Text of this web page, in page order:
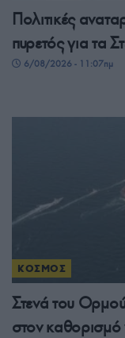
Πολιτικές
πυρετός για τα
6/08/2026 - 11:07πμ
ΚΟΣΜΟΣ
Στενά του
στον καθορισμό